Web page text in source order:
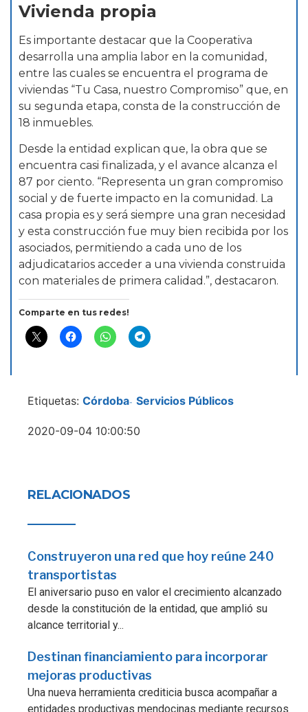
Vivienda propia
Es importante destacar que la Cooperativa
desarrolla una amplia labor en la comunidad,
entre las cuales se encuentra el programa de
viviendas “Tu Casa, nuestro Compromiso” que, en
su segunda etapa, consta de la construcción de
18 inmuebles.
Desde la entidad explican que, la obra que se
encuentra casi finalizada, y el avance alcanza el
87 por ciento. “Representa un gran compromiso
social y de fuerte impacto en la comunidad. La
casa propia es y será siempre una gran necesidad
y esta construcción fue muy bien recibida por los
asociados, permitiendo a cada uno de los
adjudicatarios acceder a una vivienda construida
con materiales de primera calidad.”, destacaron.
Comparte en tus redes!
Etiquetas: Córdoba- Servicios Públicos
2020-09-04 10:00:50
RELACIONADOS
Construyeron una red que hoy reúne 240
transportistas
El aniversario puso en valor el crecimiento alcanzado
desde la constitución de la entidad, que amplió su
alcance territorial y...
Destinan financiamiento para incorporar
mejoras productivas
Una nueva herramienta crediticia busca acompañar a
entidades productivas mendocinas mediante recursos